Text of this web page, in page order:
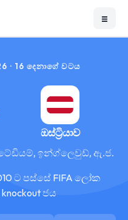
☰
· 16 දෙනාගේ වටය
ඔස්ට්‍රියාව
ඉන්ග්ලෙවුඩ්, ඇ.ජ.
ට පස්සේ FIFA ලෝක
ජය